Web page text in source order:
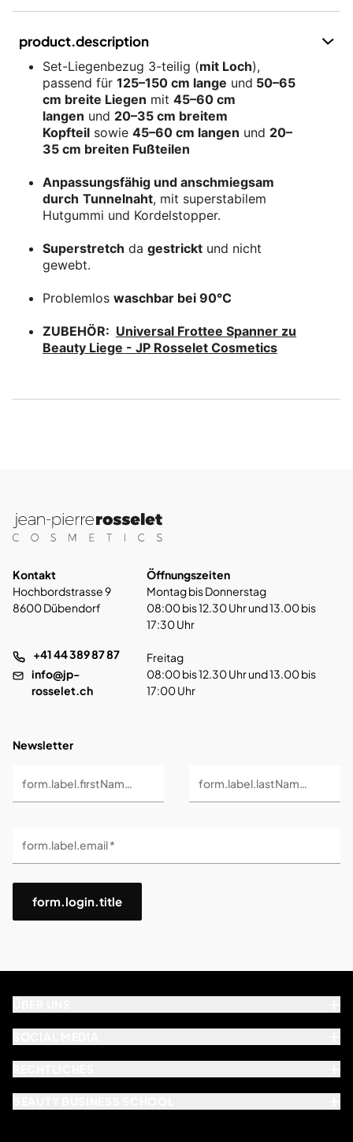
product.description
Set-Liegenbezug 3-teilig (mit Loch),
passend für 125–150 cm lange und 50–65
cm breite Liegen mit 45–60 cm
langen und 20–35 cm breitem
Kopfteil sowie 45–60 cm langen und 20–
35 cm breiten Fußteilen
Anpassungsfähig und anschmiegsam
durch Tunnelnaht, mit superstabilem
Hutgummi und Kordelstopper.
Superstretch da gestrickt und nicht
gewebt.
Problemlos waschbar bei 90°C
ZUBEHÖR: Universal Frottee Spanner zu
Beauty Liege - JP Rosselet Cosmetics
Kontakt
Hochbordstrasse 9
8600 Dübendorf
+41 44 389 87 87
info@jp-
rosselet.ch
Öffnungszeiten
Montag bis Donnerstag
08:00 bis 12.30 Uhr und 13.00 bis
17:30 Uhr
Freitag
08:00 bis 12.30 Uhr und 13.00 bis
17:00 Uhr
Newsletter
form.label.firstName * form.label.lastName *
form.label.email *
form.login.title